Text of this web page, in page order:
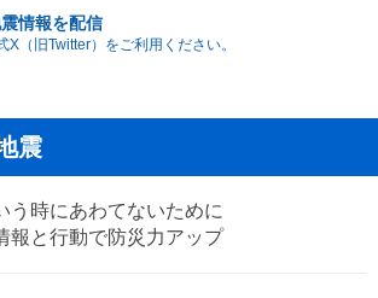
情報を配信
X（旧Twitter）をご利用ください。
震
う時にあわてないために
報と行動で防災力アップ